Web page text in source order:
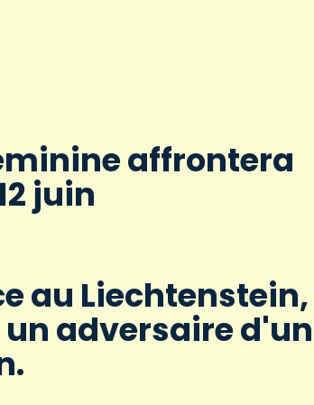
affrontera
juin
au Liechtenstein,
adversaire d'un